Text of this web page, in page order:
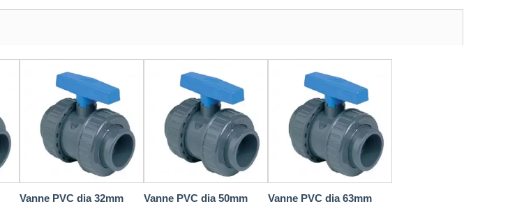
Vanne PVC dia 32mm Vanne PVC dia 50mm Vanne PVC dia 63mm